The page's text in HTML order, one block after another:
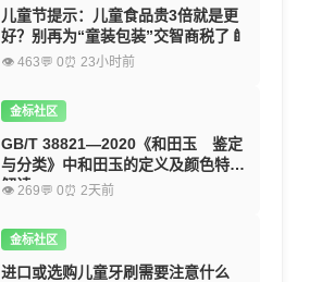
儿童节提示：儿童食品贵3倍就是更
好？别再为“童装包装”交智商税了🍼
👁 463💬 0⏰ 23小时前
金标社区
GB/T 38821—2020《和田玉 鉴定
与分类》中和田玉的定义及颜色特征
解读
👁 269💬 0⏰ 2天前
金标社区
进口或选购儿童牙刷需要注意什么